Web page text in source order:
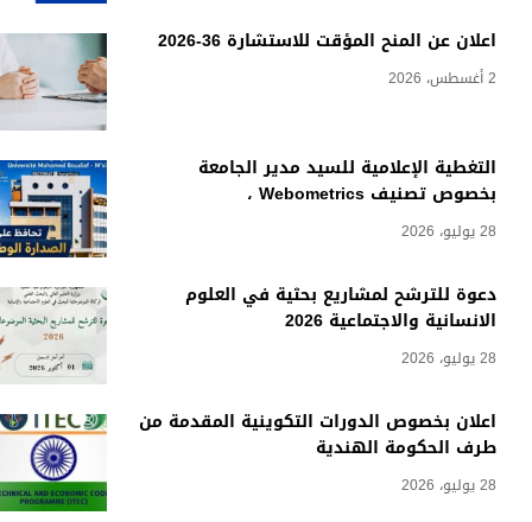
اعلان عن المنح المؤقت للاستشارة 36-2026
2 أغسطس، 2026
التغطية الإعلامية للسيد مدير الجامعة
بخصوص تصنيف Webometrics ،
28 يوليو، 2026
دعوة للترشح لمشاريع بحثية في العلوم
الانسانية والاجتماعية 2026
28 يوليو، 2026
اعلان بخصوص الدورات التكوينية المقدمة من
طرف الحكومة الهندية
28 يوليو، 2026